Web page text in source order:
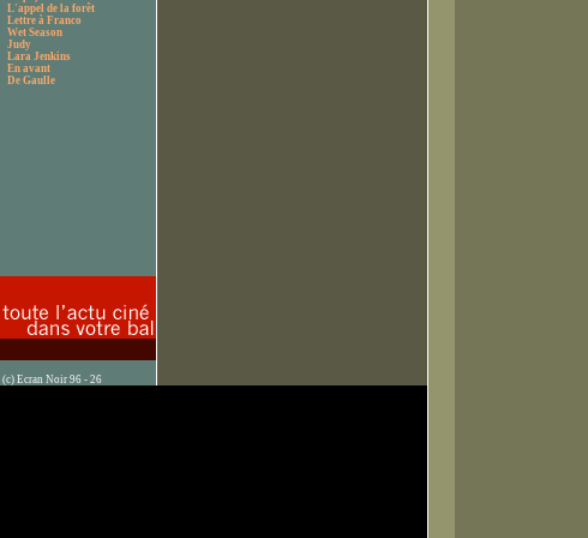
L'appel de la forêt
Lettre à Franco
Wet Season
Judy
Lara Jenkins
En avant
De Gaulle
(c) Ecran Noir 96 - 26